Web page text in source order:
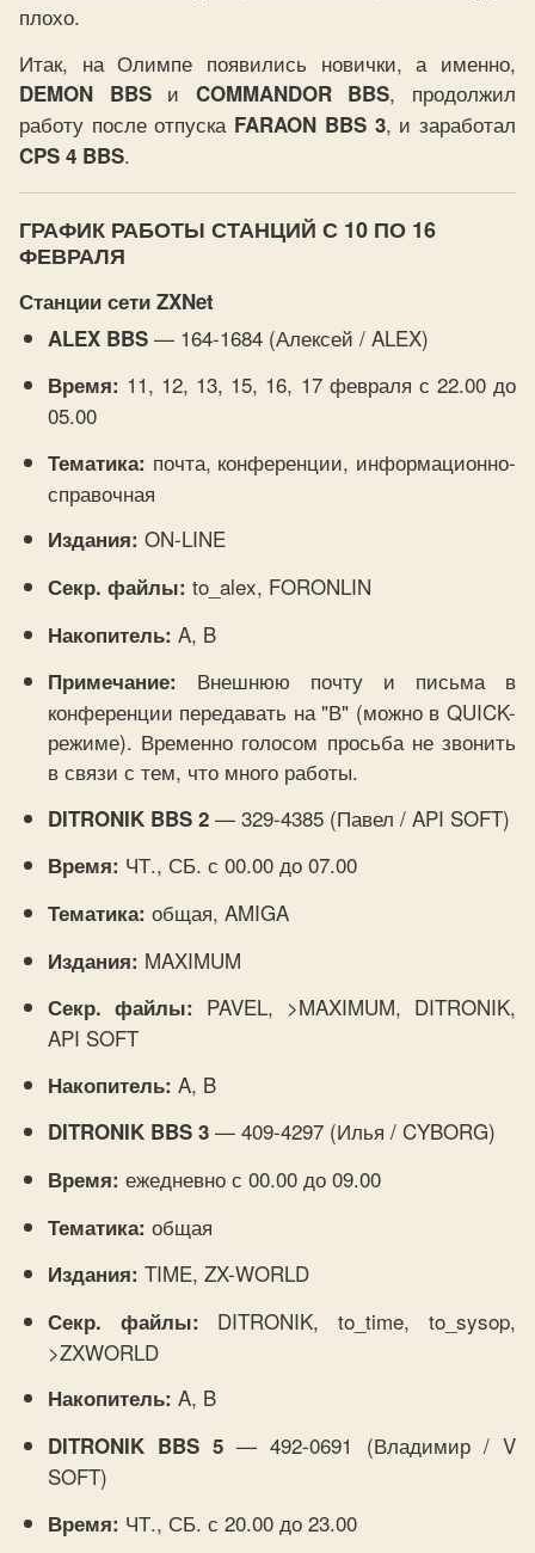
плохо.
Итак, на Олимпе появились новички, а именно,
DEMON BBSи COMMANDOR BBS, продолжил
работу после отпуска FARAON BBS 3, и заработал
CPS 4 BBS.
ГРАФИК РАБОТЫ СТАНЦИЙ С 10 ПО 16
ФЕВРАЛЯ
Станции сети ZXNet
ALEX BBS— 164-1684 (Алексей / ALEX)
Время: 11, 12, 13, 15, 16, 17 февраля с 22.00 до
05.00
Тематика: почта, конференции, информационно-
справочная
Издания: ON-LINE
Секр. файлы: to_alex, FORONLIN
Накопитель: A, B
Примечание: Внешнюю почту и письма в
конференции передавать на "В" (можно в QUICK-
режиме). Временно голосом просьба не звонить
в связи с тем, что много работы.
DITRONIK BBS 2— 329-4385 (Павел / API SOFT)
Время: ЧТ., СБ. с 00.00 до 07.00
Тематика: общая, AMIGA
Издания: MAXIMUM
Секр. файлы: PAVEL, >MAXIMUM, DITRONIK,
API SOFT
Накопитель: A, B
DITRONIK BBS 3— 409-4297 (Илья / CYBORG)
Время: ежедневно с 00.00 до 09.00
Тематика: общая
Издания: TIME, ZX-WORLD
Секр. файлы: DITRONIK, to_time, to_sysop,
>ZXWORLD
Накопитель: A, B
DITRONIK BBS 5 — 492-0691 (Владимир / V
SOFT)
Время: ЧТ., СБ. с 20.00 до 23.00